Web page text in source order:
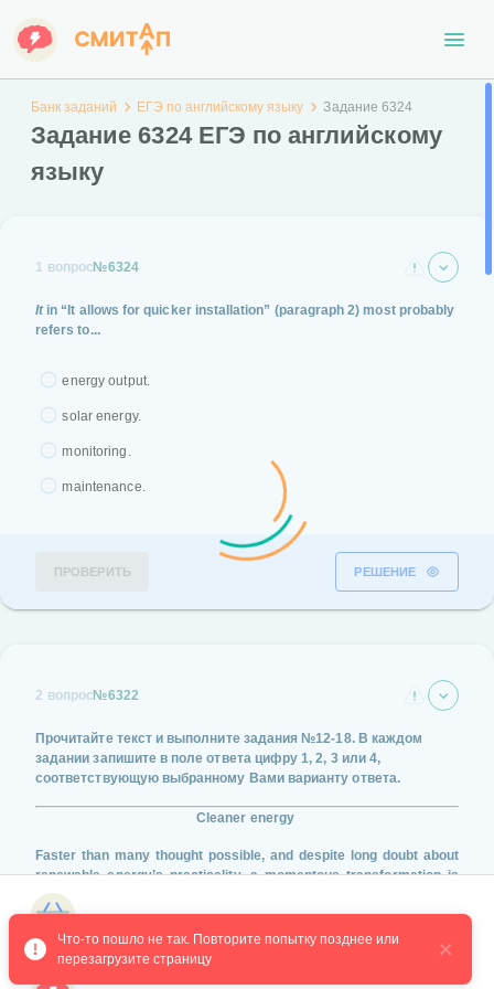
Банк заданий ЕГЭ по английскому языку Задание 6324
Задание 6324 ЕГЭ по английскому
языку
1 вопрос№6324
Itin “It allows for quicker installation” (paragraph 2) most probably
refers to...
energy output.
solar energy.
monitoring.
maintenance.
ПРОВЕРИТЬ РЕШЕНИЕ
2 вопрос№6322
Прочитайте текст и выполните задания №12-18. В каждом
задании запишите в поле ответа цифру1, 2, 3 или 4,
соответствующую выбранному Вами варианту ответа.
Cleaner energy
Faster than many thought possible, and despite long doubt about
renewable energy’s practicality, a momentous transformation is
now well underway. We are moving from an economy fuelled
primarily by climate-warming fossil fuels, to one in which we will
cleanly pluck most of our energy out of water, wind and the fire in
the sky. Let’s try to figure out which type can better suit your
Что-то пошло не так. Повторите попытку позднее или
перезагрузите страницу